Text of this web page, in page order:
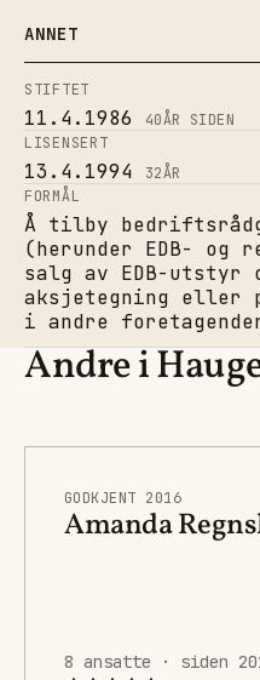
ANNET
STIFTET
11.4.1986 40ÅR SIDEN
LISENSERT
13.4.1994 32ÅR
FORMÅL
Å tilby
(herunder EDB- og
salg av EDB-utstyr
aksjetegning eller
i andre
Andre i
GODKJENT 2016
Amanda
8 ansatte · siden